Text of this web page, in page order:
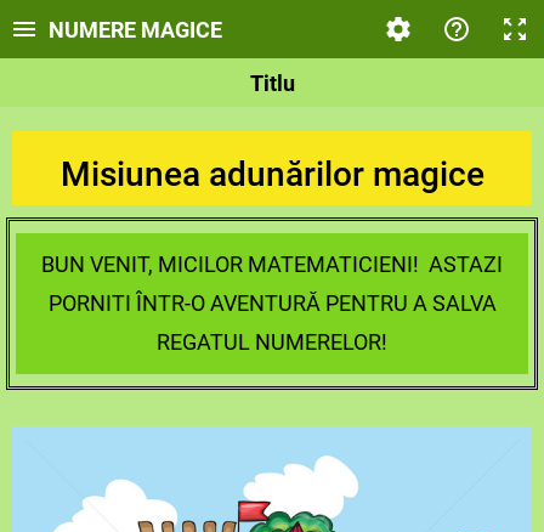
NUMERE MAGICE
Titlu
Misiunea adunărilor magice
BUN VENIT, MICILOR MATEMATICIENI! ASTAZI
PORNITI ÎNTR-O AVENTURĂ PENTRU A SALVA
REGATUL NUMERELOR!